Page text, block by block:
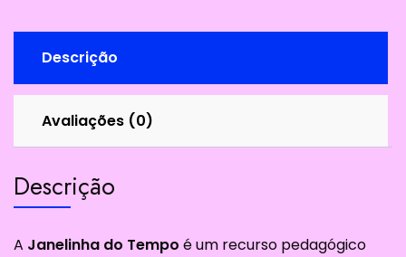
Descrição
Avaliações (0)
Descrição
A Janelinha do Tempo é um recurso pedagógico